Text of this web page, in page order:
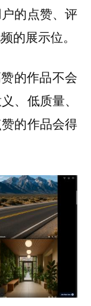
的点赞、评
的展示位。
的作品不会
、低质量、
的作品会得